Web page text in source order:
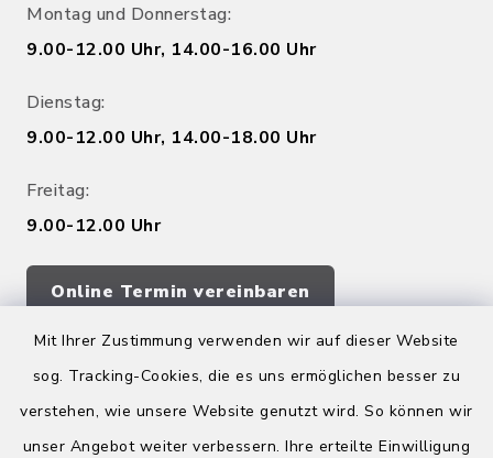
Mit Ihrer Zustimmung verwenden wir auf dieser Website
sog. Tracking-Cookies, die es uns ermöglichen besser zu
verstehen, wie unsere Website genutzt wird. So können wir
unser Angebot weiter verbessern. Ihre erteilte Einwilligung
Montag und Donnerstag:
9.00-12.00 Uhr, 14.00-16.00 Uhr
Dienstag:
9.00-12.00 Uhr, 14.00-18.00 Uhr
Freitag:
9.00-12.00 Uhr
Online Termin vereinbaren
Quicklinks
Kreis Bergstraße